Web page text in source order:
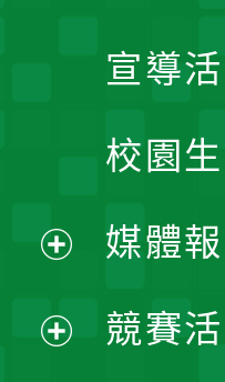
宣導
校園
媒體
競賽
開